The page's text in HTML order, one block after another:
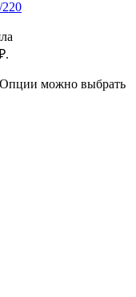
Опции можно выбрать